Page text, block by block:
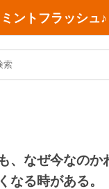
ミントフラッシュ♪
、なぜ今なのか
なる時がある。